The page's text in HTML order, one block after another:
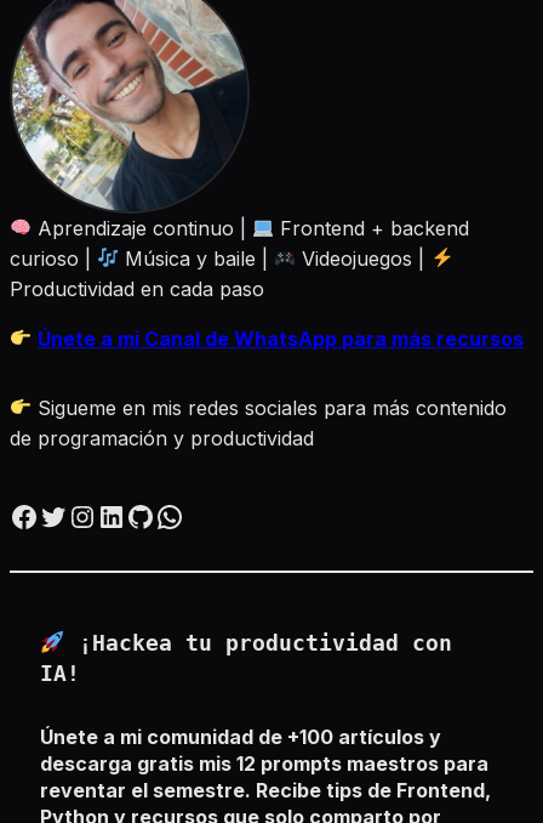
Aprendizaje continuo |
Frontend + backend
curioso |
Música y baile |
Videojuegos |
Productividad en cada paso
Únete a mi Canal de WhatsApp para más recursos
Sigueme en mis redes sociales para más contenido
de programación y productividad
Facebook Twitter Instagram LinkedIn GitHub WhatsApp
¡Hackea tu productividad con
IA!
Únete a mi comunidad de +100 artículos y
descarga gratis mis 12 prompts maestros para
reventar el semestre. Recibe tips de Frontend,
Python y recursos que solo comparto por